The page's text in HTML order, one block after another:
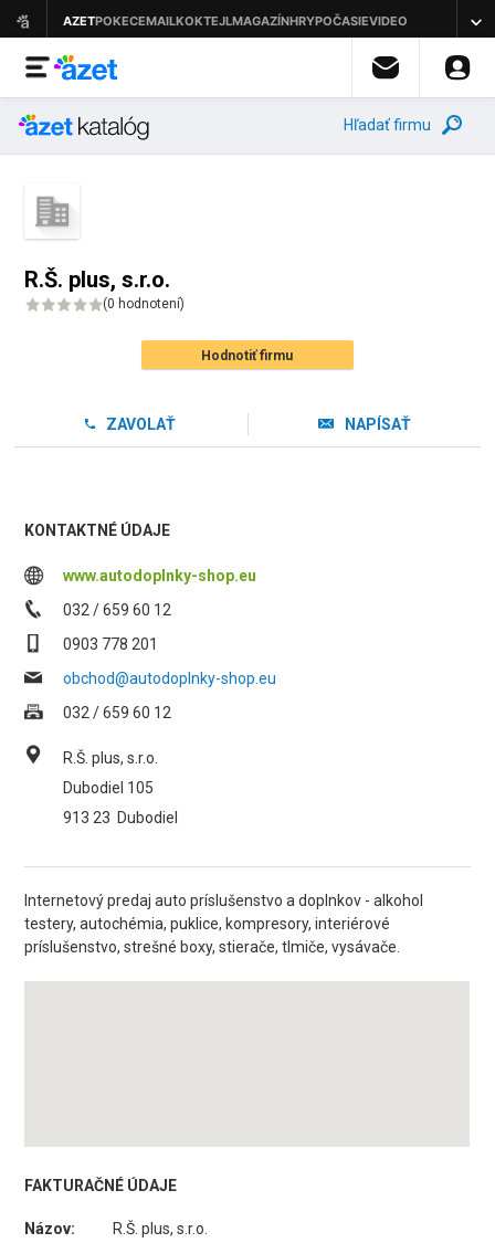
Hľadať firmu
R.Š. plus, s.r.o.
(0 hodnotení)
Hodnotiť firmu
ZAVOLAŤ NAPÍSAŤ
KONTAKTNÉ ÚDAJE
www.autodoplnky-shop.eu
032 / 659 60 12
0903 778 201
obchod@autodoplnky-shop.eu
032 / 659 60 12
R.Š. plus, s.r.o.
Dubodiel 105
913 23 Dubodiel
Internetový predaj auto príslušenstvo a doplnkov - alkohol
testery, autochémia, puklice, kompresory, interiérové
príslušenstvo, strešné boxy, stierače, tlmiče, vysávače.
FAKTURAČNÉ ÚDAJE
Názov:
R.Š. plus, s.r.o.